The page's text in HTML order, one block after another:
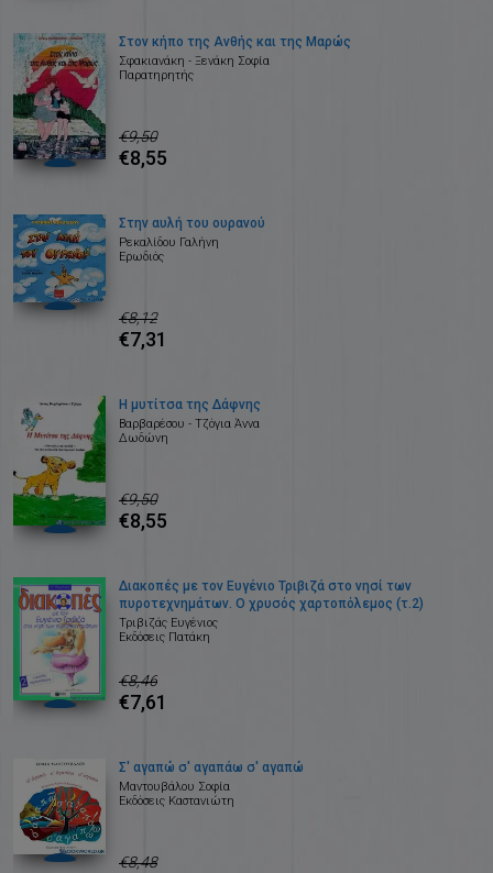
Στον κήπο της Ανθής και της Μαρώς
Σφακιανάκη - Ξενάκη Σοφία
Παρατηρητής
€9,50
€8,55
Στην αυλή του ουρανού
Ρεκαλίδου Γαλήνη
Ερωδιός
€8,12
€7,31
Η μυτίτσα της Δάφνης
Βαρβαρέσου - Τζόγια Άννα
Δωδώνη
€9,50
€8,55
Διακοπές με τον Ευγένιο Τριβιζά στο νησί των
πυροτεχνημάτων. Ο χρυσός χαρτοπόλεμος (τ.2)
Τριβιζάς Ευγένιος
Εκδόσεις Πατάκη
€8,46
€7,61
Σ' αγαπώ σ' αγαπάω σ' αγαπώ
Μαντουβάλου Σοφία
Εκδόσεις Καστανιώτη
€8,48